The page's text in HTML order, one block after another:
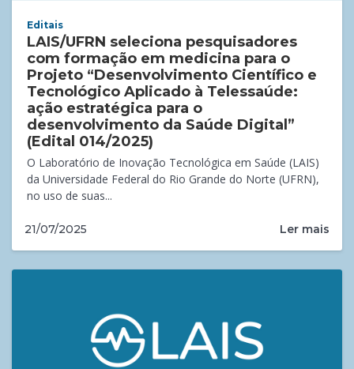
Editais
LAIS/UFRN seleciona pesquisadores
com formação em medicina para o
Projeto “Desenvolvimento Científico e
Tecnológico Aplicado à Telessaúde:
ação estratégica para o
desenvolvimento da Saúde Digital”
(Edital 014/2025)
O Laboratório de Inovação Tecnológica em Saúde (LAIS)
da Universidade Federal do Rio Grande do Norte (UFRN),
no uso de suas...
21/07/2025 Ler mais